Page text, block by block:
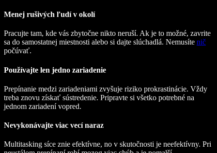
Menej rušivých ľudí v okolí
Pracujte tam, kde vás zbytočne nikto neruší. Ak je to možné, zavrite
sa do samostatnej miestnosti alebo si dajte slúchadlá. Nemusíte nič
počúvať.
Používajte len jedno zariadenie
Prepínanie medzi zariadeniami zvyšuje riziko prokrastinácie. Vždy
treba znovu získať sústredenie. Pripravte si všetko potrebné na
jednom zariadení vopred.
Nevykonávajte viac vecí naraz
Multitasking síce znie efektívne, no v skutočnosti je neefektívny. Pri